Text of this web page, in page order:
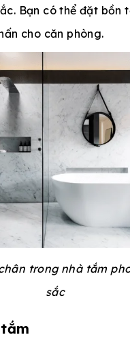
Bạn có thể đặt bồn
cho căn phòng.
trong nhà tắm
sắc